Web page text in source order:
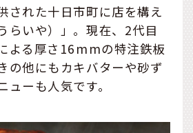
された十日市町に店を構え
らいや）」。現在、2代目
よる厚さ16mmの特注鉄板
の他にもカキバターや砂ず
ューも人気です。